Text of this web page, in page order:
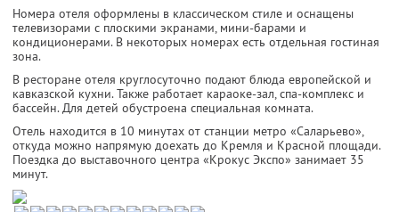
Номера отеля оформлены в классическом стиле и оснащены
телевизорами с плоскими экранами, мини-барами и
кондиционерами. В некоторых номерах есть отдельная гостиная
зона.
В ресторане отеля круглосуточно подают блюда европейской и
кавказской кухни. Также работает караоке-зал, спа-комплекс и
бассейн. Для детей обустроена специальная комната.
Отель находится в 10 минутах от станции метро «Саларьево»,
откуда можно напрямую доехать до Кремля и Красной площади.
Поездка до выставочного центра «Крокус Экспо» занимает 35
минут.